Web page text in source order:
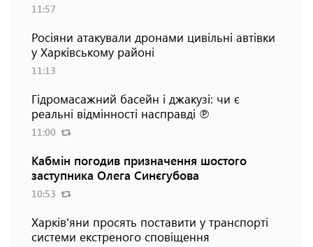
11:57
Росіяни атакували дронами цивільні автівки
у Харківському районі
11:13
Гідромасажний басейн і джакузі: чи є
реальні відмінності насправді ℗
11:00
Кабмін погодив призначення шостого
заступника Олега Синєгубова
10:53
Харків'яни просять поставити у транспорті
системи екстреного сповіщення